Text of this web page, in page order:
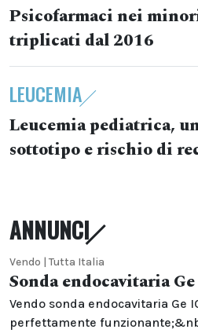
Psicofarmaci nei
triplicati dal 2016
LEUCEMIA
Leucemia pediatrica,
sottotipo e rischio di
ANNUNCI
Vendo | Tutta Italia
Sonda endocavitaria
Vendo sonda endocavitaria Ge
perfettamente